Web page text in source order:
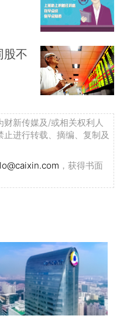
股不
新传媒及/或相关权利人
进行转载、摘编、复制及
，获得书面